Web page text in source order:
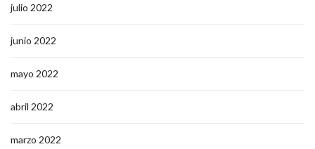
julio 2022
junio 2022
mayo 2022
abril 2022
marzo 2022